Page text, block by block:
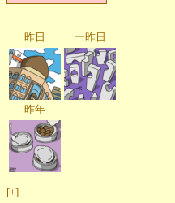
昨日 一昨日
昨年
[+]